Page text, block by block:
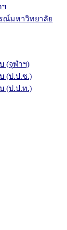
ณ์มหาวิทยาลัย
(จุฬาฯ)
(ป.ป.ช.)
(ป.ป.ท.)